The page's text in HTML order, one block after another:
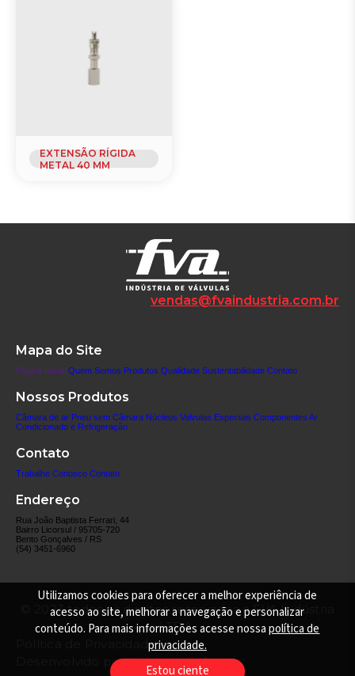
EXTENSÃO RÍGIDA
METAL 40 MM
vendas@fvaindustria.com.br
Mapa do Site
Página Inicial Quem Somos Produtos Qualidade Sustentabilidade Contato
Nossos Produtos
Câmara de ar Pneu sem Câmara Núcleos Valvulas Especiais Componentes Ar
Condicionado e Refrigeração
Contato
Trabalhe Conosco Contato
Endereço
Rua João Baptista Ferrari, 44
Bairro Licorsul / 95705-720
Bento Gonçalves / RS
(54) 3451-6960
© 2023 todos os direitos reservados a FVA Indústria
LTDA.
Política de Privacidade
Desenvolvido portriacca.com.br
Utilizamos cookies para oferecer a melhor experiência de
acesso ao site, melhorar a navegação e personalizar
conteúdo. Para mais informações acesse nossapolítica de
privacidade.
Estou ciente